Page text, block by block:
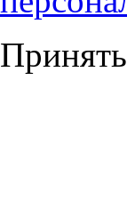
Принять